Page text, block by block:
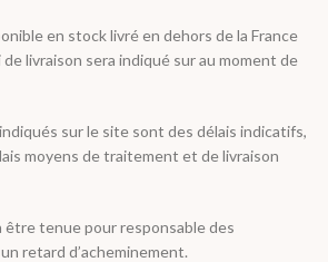
en stock livré en dehors de la France
livraison sera indiqué sur au moment de
sur le site sont des délais indicatifs,
moyens de traitement et de livraison
être tenue pour responsable des
retard d’acheminement.